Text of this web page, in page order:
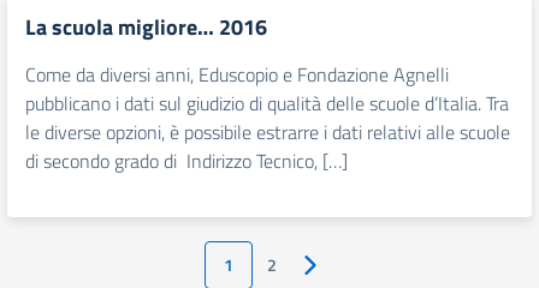
La scuola migliore… 2016
Come da diversi anni, Eduscopio e Fondazione Agnelli
pubblicano i dati sul giudizio di qualità delle scuole d’Italia. Tra
le diverse opzioni, è possibile estrarre i dati relativi alle scuole
di secondo grado di Indirizzo Tecnico, […]
1 2 Pagina successiva